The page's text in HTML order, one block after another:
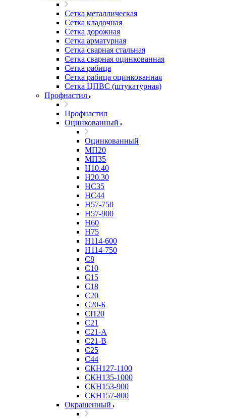
Сетка металлическая
Сетка кладочная
Сетка дорожная
Сетка арматурная
Сетка сварная стальная
Сетка сварная оцинкованная
Сетка рабица
Сетка рабица оцинкованная
Сетка ЦПВС (штукатурная)
Профнастил
Профнастил
Оцинкованный
Оцинкованный
МП20
МП35
Н10.40
Н20.30
НС35
НС44
Н57-750
Н57-900
Н60
Н75
Н114-600
Н114-750
С8
С10
С15
С18
С20
С20-Б
СП20
С21
С21-А
С21-В
С25
С44
СКН127-1100
СКН135-1000
СКН153-900
СКН157-800
Окрашенный